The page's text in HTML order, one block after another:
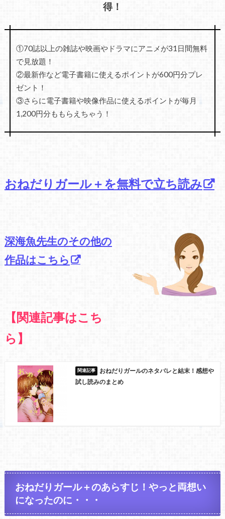
得！
①70誌以上の雑誌や映画やドラマにアニメが31日間無料
で見放題！
②最新作など電子書籍に使えるポイントが600円分プレ
ゼント！
③さらに電子書籍や映像作品に使えるポイントが毎月
1,200円分ももらえちゃう！
おねだりガール＋を無料で立ち読み
深海魚先生のその他の
作品はこちら
【関連記事はこち
ら】
おねだりガールのネタバレと結末！感想や
試し読みのまとめ
おねだりガール＋のあらすじ！やっと両想い
になったのに・・・